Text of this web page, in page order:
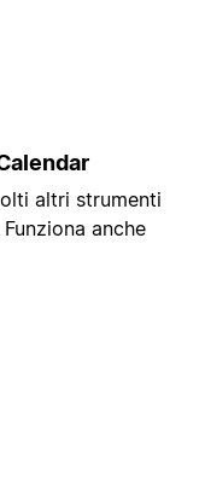
altri strumenti
anche